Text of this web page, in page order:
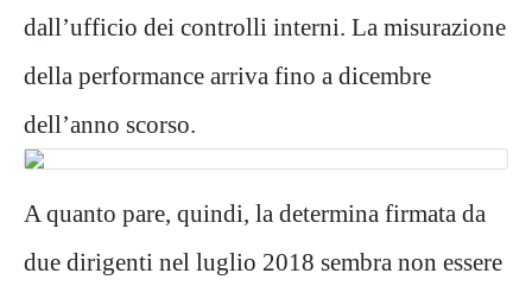
dall’ufficio dei controlli interni. La misurazione
della performance arriva fino a dicembre
dell’anno scorso.
A quanto pare, quindi, la determina firmata da
due dirigenti nel luglio 2018 sembra non essere